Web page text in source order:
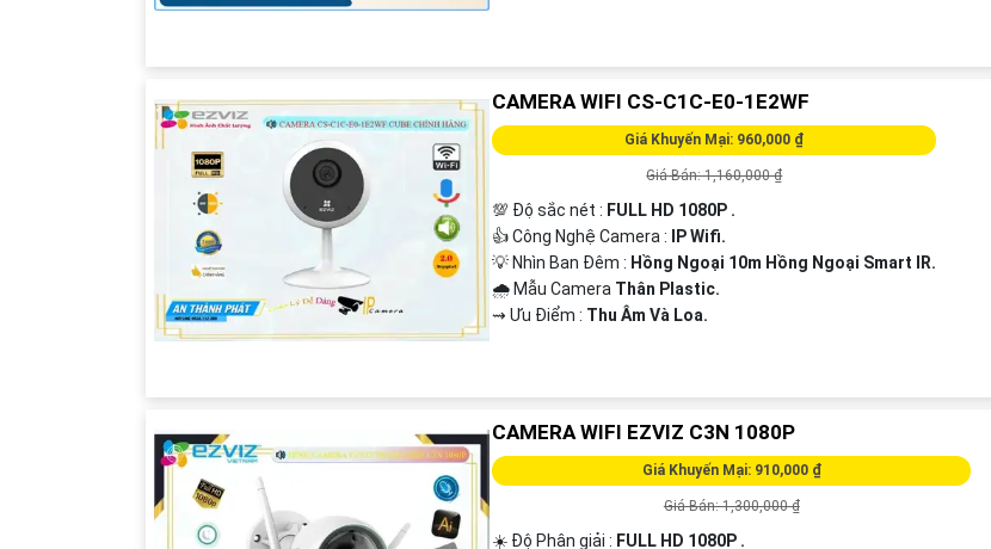
CAMERA WIFI CS-C1C-E0-1E2WF
Giá Khuyến Mại: 960,000 ₫
Giá Bán: 1,160,000 ₫
💯 Độ sắc nét : FULL HD 1080P .
👍 Công Nghệ Camera :
IP Wifi.
💡 Nhìn Ban Đêm : Hồng Ngoại 10m Hồng Ngoại Smart IR.
🌧️ Mẫu Camera Thân Plastic.
️⇝ Ưu Điểm : Thu Âm Và Loa.
CAMERA WIFI EZVIZ C3N 1080P
Giá Khuyến Mại: 910,000 ₫
Giá Bán: 1,300,000 ₫
☀️ Độ Phân giải : FULL HD 1080P .